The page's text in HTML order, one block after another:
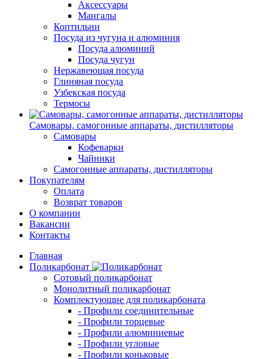
Аксессуары
Мангалы
Коптильни
Посуда из чугуна и алюминия
Посуда алюминий
Посуда чугун
Нержавеющая посуда
Глиняная посуда
Узбекская посуда
Термосы
Самовары, самогонные аппараты, дистилляторы
Самовары
Кофеварки
Чайники
Самогонные аппараты, дистилляторы
Покупателям
Оплата
Возврат товаров
О компании
Вакансии
Контакты
Главная
Поликарбонат
Сотовый поликарбонат
Монолитный поликарбонат
Комплектующие для поликарбоната
- Профили соединительные
- Профили торцевые
- Профили алюминиевые
- Профили угловые
- Профили коньковые